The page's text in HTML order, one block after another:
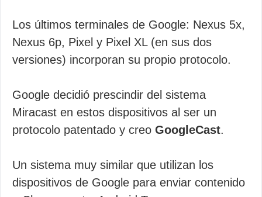
Los últimos terminales de Google: Nexus 5x,
Nexus 6p, Pixel y Pixel XL (en sus dos
versiones) incorporan su propio protocolo.
Google decidió prescindir del sistema
Miracast en estos dispositivos al ser un
protocolo patentado y creo GoogleCast.
Un sistema muy similar que utilizan los
dispositivos de Google para enviar contenido